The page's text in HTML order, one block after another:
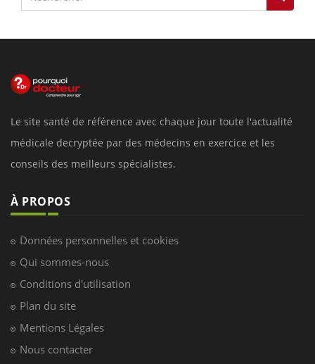
Le site santé de référence avec chaque jour toute l'actualité
médicale decryptée par des médecins en exercice et les
conseils des meilleurs spécialistes.
À PROPOS
Données personnelles et cookies
Qui sommes-nous
Conditions d'utilisation
Plan du site
Mentions Légales
Nous contacter